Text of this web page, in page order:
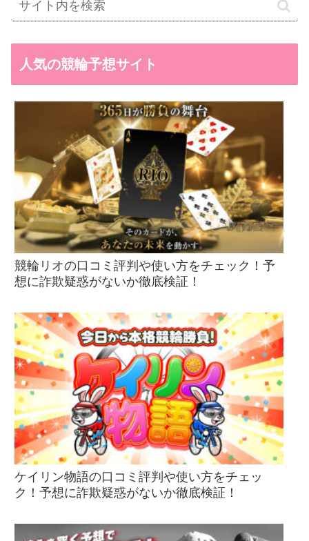
人気の競輪予想サイト
競輪リオの口コミ評判や使い方をチェック！予
想に詐欺疑惑がないか徹底検証！
ケイリン物語の口コミ評判や使い方をチェッ
ク！予想に詐欺疑惑がないか徹底検証！